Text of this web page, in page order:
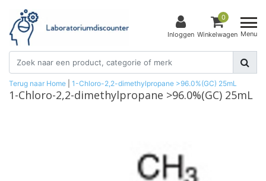
Inloggen
0
Winkelwagen Menu
Terug naar Home 1-Chloro-2,2-dimethylpropane >96.0%(GC) 25mL
1-Chloro-2,2-dimethylpropane >96.0%(GC) 25mL